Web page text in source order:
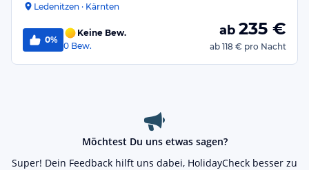
Ledenitzen · Kärnten
0%
Keine Bew.
0 Bew.
ab 235 €
ab 118 € pro Nacht
Möchtest Du uns etwas sagen?
Super! Dein Feedback hilft uns dabei, HolidayCheck besser zu